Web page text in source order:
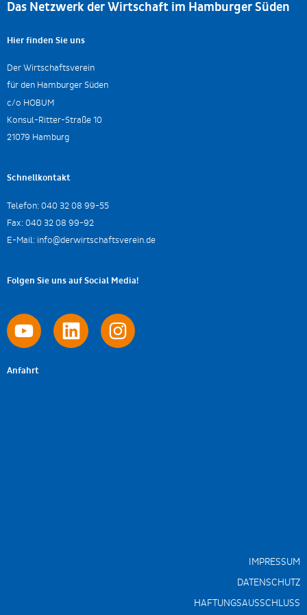
Das Netzwerk der Wirtschaft im Hamburger Süden
Hier finden Sie uns
Der Wirtschaftsverein
für den Hamburger Süden
c/o HOBUM
Konsul-Ritter-Straße 10
21079 Hamburg
Schnellkontakt
Telefon: 040 32 08 99-55
Fax: 040 32 08 99-92
E-Mail: info@derwirtschaftsverein.de
Folgen Sie uns auf Social Media!
Anfahrt
IMPRESSUM
DATENSCHUTZ
HAFTUNGSAUSSCHLUSS